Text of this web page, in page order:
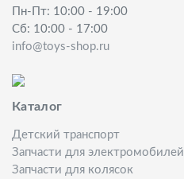
Пн-Пт: 10:00 - 19:00
Сб: 10:00 - 17:00
info@toys-shop.ru
Каталог
Детский транспорт
Запчасти для электромобилей
Запчасти для колясок